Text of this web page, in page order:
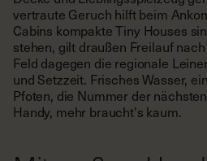
vertraute Geruch hilft beim
Cabins kompakte Tiny Houses
stehen, gilt draußen Freilauf
Feld dagegen die regionale
und Setzzeit. Frisches Wasser,
Pfoten, die Nummer der
Handy, mehr braucht's kaum.